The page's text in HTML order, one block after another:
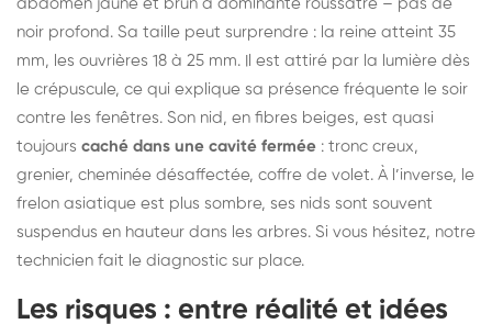
abdomen jaune et brun à dominante roussâtre – pas de
noir profond. Sa taille peut surprendre : la reine atteint 35
mm, les ouvrières 18 à 25 mm. Il est attiré par la lumière dès
le crépuscule, ce qui explique sa présence fréquente le soir
contre les fenêtres. Son nid, en fibres beiges, est quasi
toujours caché dans une cavité fermée : tronc creux,
grenier, cheminée désaffectée, coffre de volet. À l’inverse, le
frelon asiatique est plus sombre, ses nids sont souvent
suspendus en hauteur dans les arbres. Si vous hésitez, notre
technicien fait le diagnostic sur place.
Les risques : entre réalité et idées